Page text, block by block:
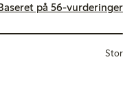
på 56-vurderinger
Stor